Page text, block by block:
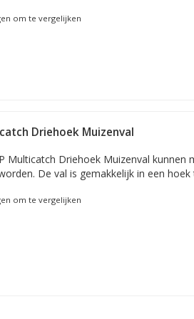
om te vergelijken
Driehoek Muizenval
Multicatch Driehoek Muizenval kunnen
De val is gemakkelijk in een
om te vergelijken